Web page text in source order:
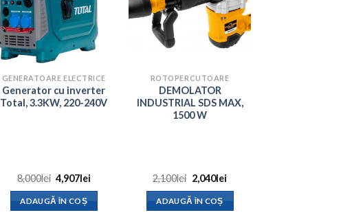
GENERATOARE ELECTRICE
Generator cu inverter
Total, 3.3KW, 220-240V
8,000lei Prețul
inițial
a
fost:
4,907leiPrețul
ADAUGĂ ÎN COȘ
ROTOPERCUTOARE
DEMOLATOR
INDUSTRIAL SDS MAX,
1500 W
2,100lei Prețul
inițial
a
fost:
2,040leiPrețul
ADAUGĂ ÎN COȘ